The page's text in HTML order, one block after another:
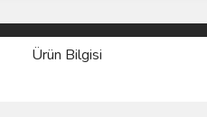
Ürün Bilgisi